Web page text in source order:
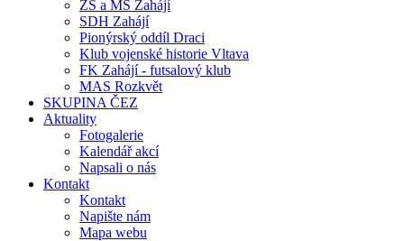
ZŠ a MŠ Zahájí
SDH Zahájí
Pionýrský oddíl Draci
Klub vojenské historie Vltava
FK Zahájí - futsalový klub
MAS Rozkvět
SKUPINA ČEZ
Aktuality
Fotogalerie
Kalendář akcí
Napsali o nás
Kontakt
Kontakt
Napište nám
Mapa webu